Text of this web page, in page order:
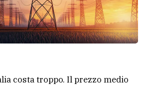
costa troppo. Il prezzo medio